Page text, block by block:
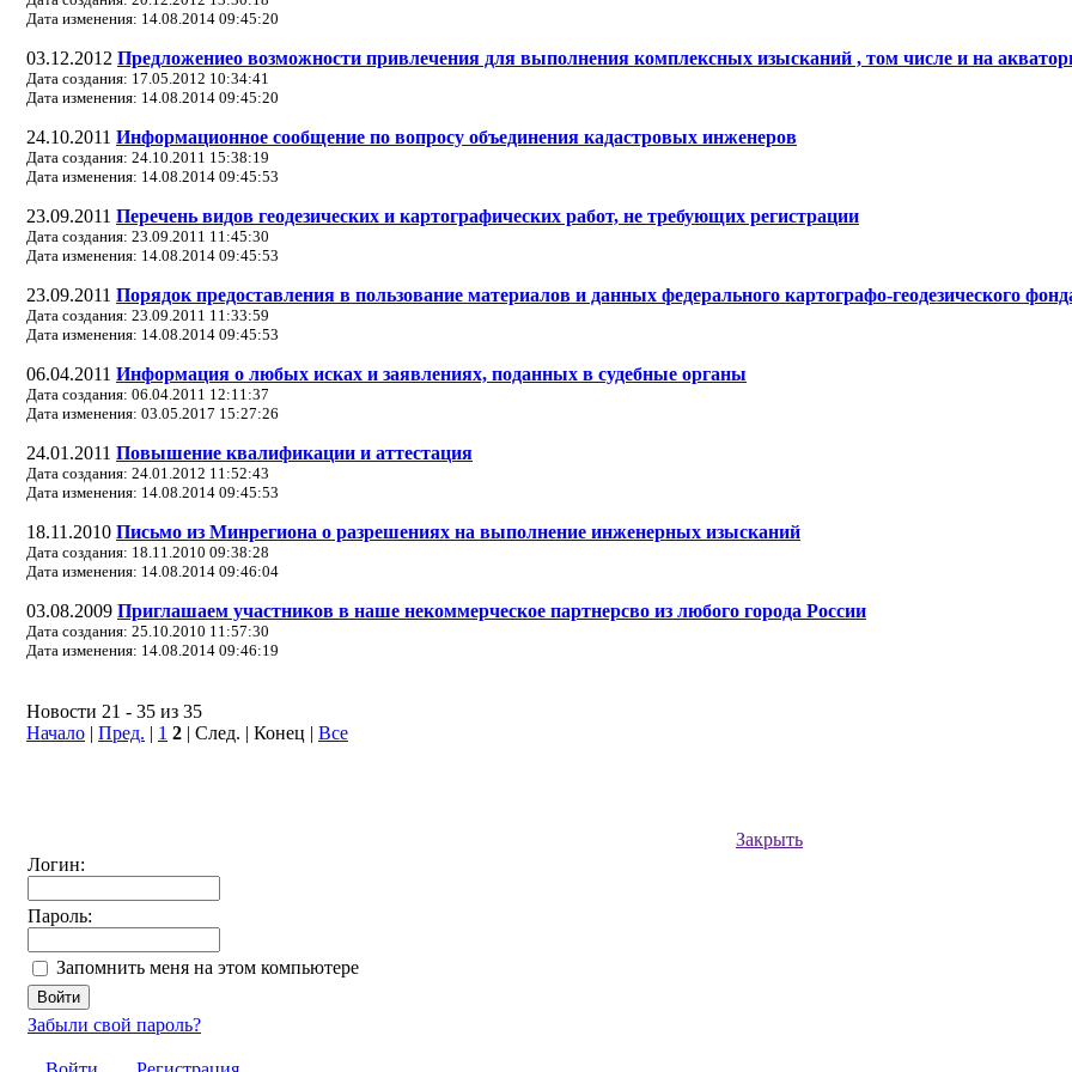
Дата изменения: 14.08.2014 09:45:20
03.12.2012 Предложениео возможности привлечения для выполнения комплексных изысканий , том числе и на
Дата создания: 17.05.2012 10:34:41
Дата изменения: 14.08.2014 09:45:20
24.10.2011 Информационное сообщение по вопросу объединения кадастровых инженеров
Дата создания: 24.10.2011 15:38:19
Дата изменения: 14.08.2014 09:45:53
23.09.2011 Перечень видов геодезических и картографических работ, не требующих регистрации
Дата создания: 23.09.2011 11:45:30
Дата изменения: 14.08.2014 09:45:53
23.09.2011 Порядок предоставления в пользование материалов и данных федерального картографо-геодезического
Дата создания: 23.09.2011 11:33:59
Дата изменения: 14.08.2014 09:45:53
06.04.2011 Информация о любых исках и заявлениях, поданных в судебные органы
Дата создания: 06.04.2011 12:11:37
Дата изменения: 03.05.2017 15:27:26
24.01.2011 Повышение квалификации и аттестация
Дата создания: 24.01.2012 11:52:43
Дата изменения: 14.08.2014 09:45:53
18.11.2010 Письмо из Минрегиона о разрешениях на выполнение инженерных изысканий
Дата создания: 18.11.2010 09:38:28
Дата изменения: 14.08.2014 09:46:04
03.08.2009 Приглашаем участников в наше некоммерческое партнерсво из любого города России
Дата создания: 25.10.2010 11:57:30
Дата изменения: 14.08.2014 09:46:19
Новости 21 - 35 из 35
Начало | Пред. | 1 2 | След. | Конец | Все
Закрыть
Логин:
Пароль:
Запомнить меня на этом компьютере
Забыли свой пароль?